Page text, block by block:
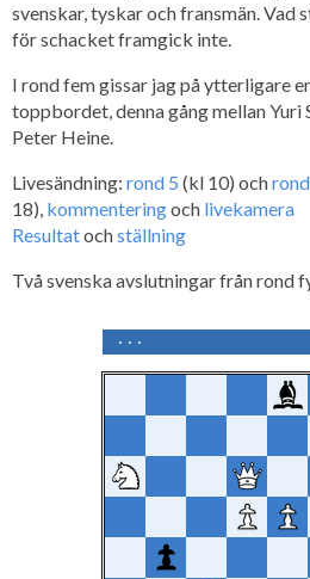
svenskar, tyskar och fransmän. Vad
för schacket framgick inte.
I rond fem gissar jag på ytterligare
toppbordet, denna gång mellan Yuri
Peter Heine.
Livesändning: rond 5 (kl 10) och
18), kommenteringoch livekamera
Resultatochställning
Två svenska avslutningar från rond